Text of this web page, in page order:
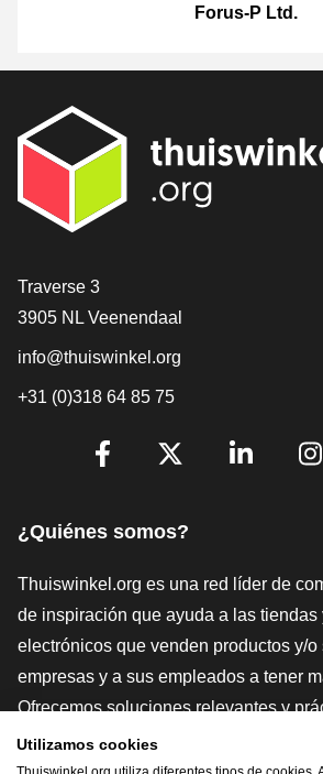
Forus-P Ltd.
[_General:Contact]
Traverse 3
3905 NL Veenendaal
info@thuiswinkel.org
+31 (0)318 64 85 75
[_General:SocialMediaTitle]
¿Quiénes somos?
Thuiswinkel.org es una red líder de
de inspiración que ayuda a las tiendas
electrónicos que venden productos y/
empresas y a sus empleados a tener
Ofrecemos soluciones relevantes y
sellos de confianza, Thuiswinkel
asesoramiento jurídico, defensa,
Utilizamos cookies